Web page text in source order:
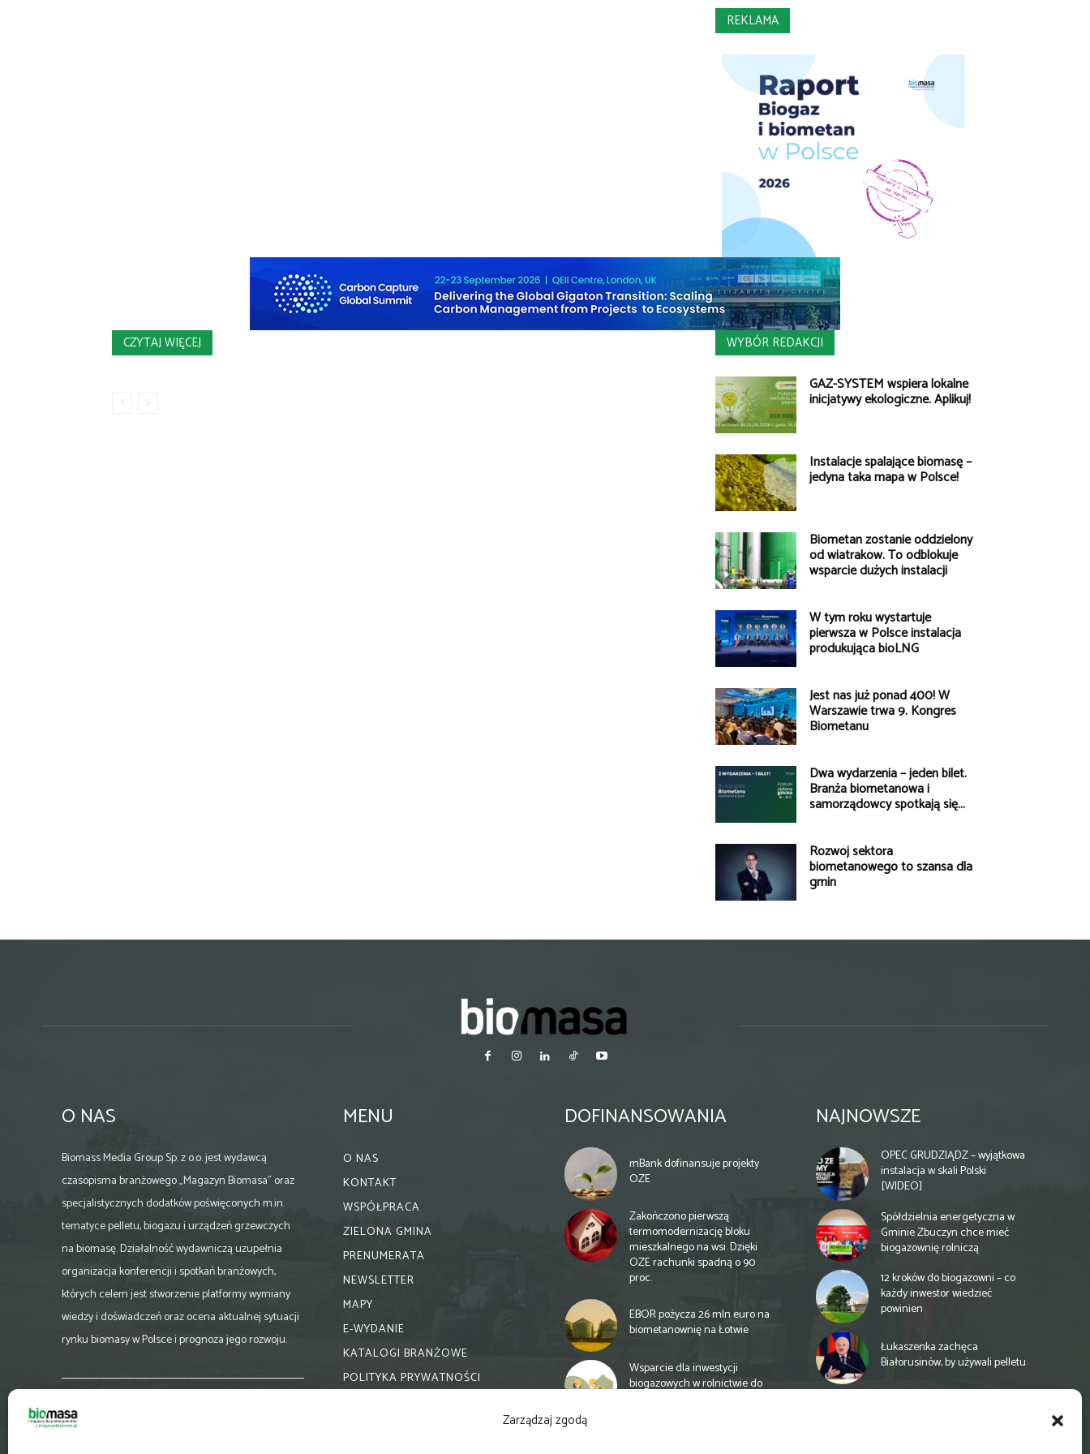
Zarządzaj zgodą
REKLAMA
CZYTAJ WIĘCEJ WYBÓR REDAKCJI
GAZ-SYSTEM wspiera lokalne
inicjatywy ekologiczne. Aplikuj!
Instalacje spalające biomasę –
jedyna taka mapa w Polsce!
Biometan zostanie oddzielony
od wiatraków. To odblokuje
wsparcie dużych instalacji
W tym roku wystartuje
pierwsza w Polsce instalacja
produkująca bioLNG
Jest nas już ponad 400! W
Warszawie trwa 9. Kongres
Biometanu
Dwa wydarzenia – jeden bilet.
Branża biometanowa i
samorządowcy spotkają się...
Rozwój sektora
biometanowego to szansa dla
gmin
O NAS
Biomass Media Group Sp. z o.o. jest wydawcą
czasopisma branżowego „Magazyn Biomasa” oraz
specjalistycznych dodatków poświęconych m.in.
tematyce pelletu, biogazu i urządzeń grzewczych
na biomasę. Działalność wydawniczą uzupełnia
organizacja konferencji i spotkań branżowych,
których celem jest stworzenie platformy wymiany
wiedzy i doświadczeń oraz ocena aktualnej sytuacji
rynku biomasy w Polsce i prognoza jego rozwoju.
biuro@magazynbiomasa.pl
MENU
O NAS
KONTAKT
WSPÓŁPRACA
ZIELONA GMINA
PRENUMERATA
NEWSLETTER
MAPY
E-WYDANIE
KATALOGI BRANŻOWE
POLITYKA PRYWATNOŚCI
DOFINANSOWANIA
mBank dofinansuje projekty
OZE
Zakończono pierwszą
termomodernizację bloku
mieszkalnego na wsi. Dzięki
OZE rachunki spadną o 90
proc.
EBOR pożycza 26 mln euro na
biometanownię na Łotwie
Wsparcie dla inwestycji
biogazowych w rolnictwie do
NAJNOWSZE
OPEC GRUDZIĄDZ – wyjątkowa
instalacja w skali Polski
[WIDEO]
Spółdzielnia energetyczna w
Gminie Zbuczyn chce mieć
biogazownię rolniczą
12 kroków do biogazowni – co
każdy inwestor wiedzieć
powinien
Łukaszenka zachęca
Białorusinów, by używali pelletu